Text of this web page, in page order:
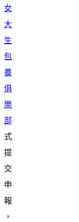
女
大
生
包
養
俱
樂
部
式
提
交
申
報
，